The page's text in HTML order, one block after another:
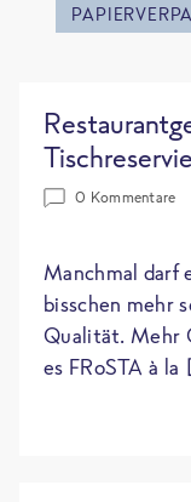
0 Kommentare
Manchmal darf
bisschen mehr
Qualität. Mehr
es FRoSTA à la